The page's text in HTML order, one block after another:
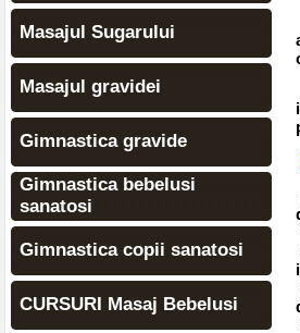
Masajul Sugarului
Masajul gravidei
Gimnastica gravide
Gimnastica bebelusi
sanatosi
Gimnastica copii sanatosi
CURSURI Masaj Bebelusi